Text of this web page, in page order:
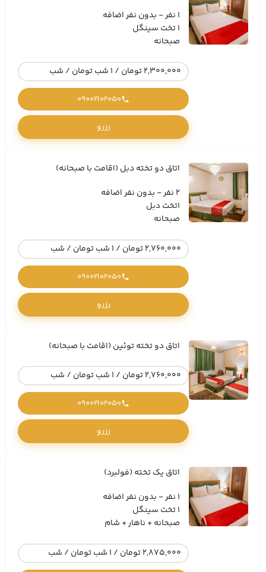
1 نفر - بدون نفر اضافه
1 تخت سینگل
صبحانه
2,300,000 تومان / 1 شب تومان / شب
09002102050
رزرو
اتاق دو تخته دبل (اقامت با صبحانه)
2 نفر - بدون نفر اضافه
1تخت دبل
صبحانه
2,760,000 تومان / 1 شب تومان / شب
09002102050
رزرو
اتاق دو تخته توئین (اقامت با صبحانه)
2,760,000 تومان / 1 شب تومان / شب
09002102050
رزرو
اتاق یک تخته (فولبرد)
1 نفر - بدون نفر اضافه
1 تخت سینگل
صبحانه + ناهار + شام
2,875,000 تومان / 1 شب تومان / شب